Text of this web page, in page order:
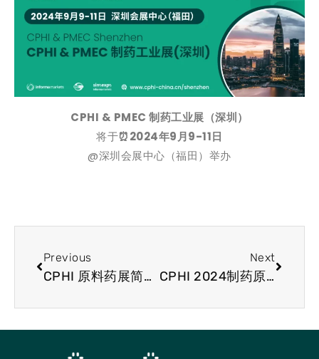
CPHI & PMEC 制药工业展（深圳）
将于⏰2024年9月9-11日
@深圳会展中心（福田）举办
Previous
CPHI 原料药展简讯 FDA 批准 Amgen T 细胞接合器用于治疗小细胞肺癌
Next
CPHI 2024制药原料展快讯-阿斯利康宣布建立$1.5b ADC制造设施